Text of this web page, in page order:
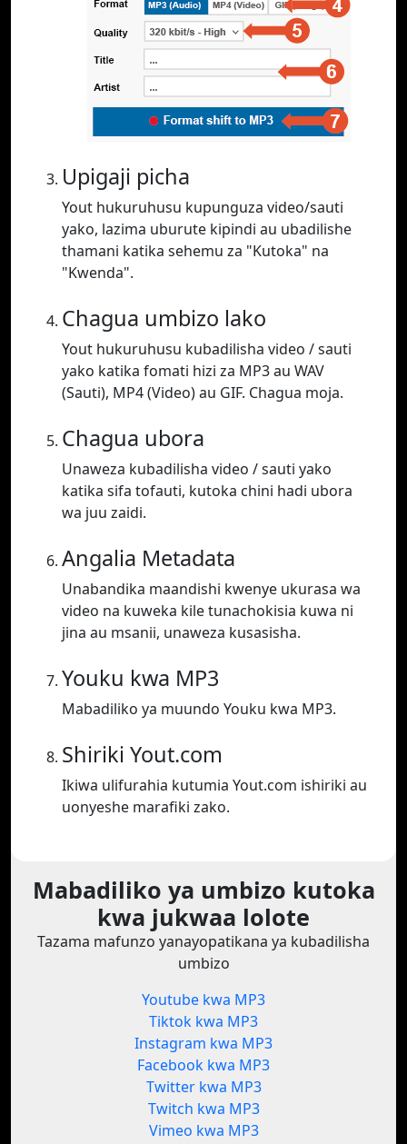
Upigaji picha
Yout hukuruhusu kupunguza video/sauti
yako, lazima uburute kipindi au ubadilishe
thamani katika sehemu za "Kutoka" na
"Kwenda".
Chagua umbizo lako
Yout hukuruhusu kubadilisha video / sauti
yako katika fomati hizi za MP3 au WAV
(Sauti), MP4 (Video) au GIF. Chagua moja.
Chagua ubora
Unaweza kubadilisha video / sauti yako
katika sifa tofauti, kutoka chini hadi ubora
wa juu zaidi.
Angalia Metadata
Unabandika maandishi kwenye ukurasa wa
video na kuweka kile tunachokisia kuwa ni
jina au msanii, unaweza kusasisha.
Youku kwa MP3
Mabadiliko ya muundo Youku kwa MP3.
Shiriki Yout.com
Ikiwa ulifurahia kutumia Yout.com ishiriki au
uonyeshe marafiki zako.
Mabadiliko ya umbizo kutoka
kwa jukwaa lolote
Tazama mafunzo yanayopatikana ya kubadilisha
umbizo
Youtube kwa MP3
Tiktok kwa MP3
Instagram kwa MP3
Facebook kwa MP3
Twitter kwa MP3
Twitch kwa MP3
Vimeo kwa MP3